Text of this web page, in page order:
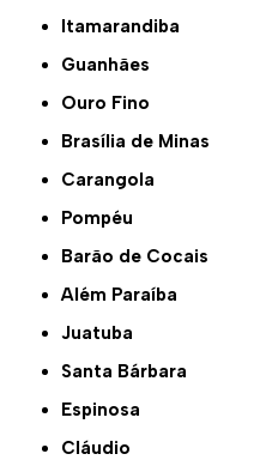
Itamarandiba
Guanhães
Ouro Fino
Brasília de Minas
Carangola
Pompéu
Barão de Cocais
Além Paraíba
Juatuba
Santa Bárbara
Espinosa
Cláudio